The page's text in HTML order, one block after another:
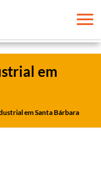
em
em Santa Bárbara